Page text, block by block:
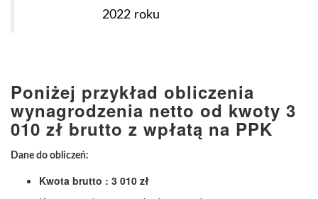
2022 roku
Poniżej przykład obliczenia
wynagrodzenia netto od kwoty 3
010 zł brutto z wpłatą na PPK
Dane do obliczeń:
Kwota brutto : 3 010 zł